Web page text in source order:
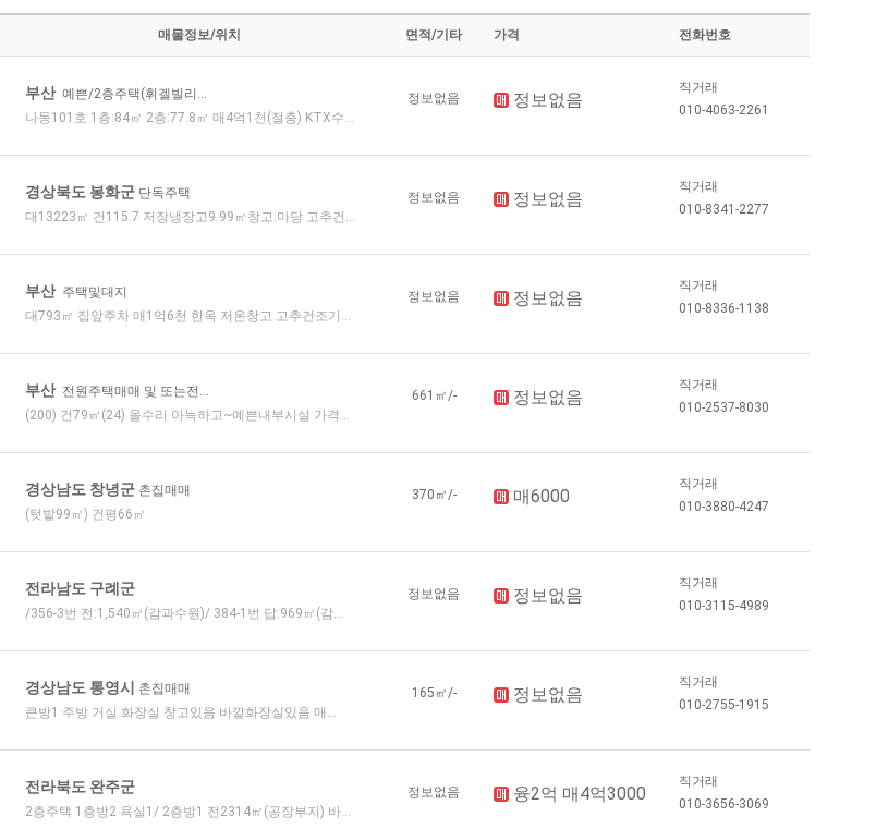
매물정보/위치 면적/기타 가격 전화번호
부산 예쁜/2층주택(휘겔빌리...
나동101호 1층:84㎡ 2층:77.8㎡ 매4억1천(절충) KTX수...
정보없음 정보없음
직거래
010-4063-2261
경상북도 봉화군 단독주택
대13223㎡ 건115.7 저장냉장고9.99㎡창고.마당 고추건...
정보없음 정보없음
직거래
010-8341-2277
부산 주택및대지
대793㎡ 집앞주차 매1억6천 한옥 저온창고 고추건조기...
정보없음 정보없음
직거래
010-8336-1138
부산 전원주택매매 및 또는전...
(200) 건79㎡(24) 올수리 아늑하고~예쁜내부시설 가격...
661㎡/- 정보없음
직거래
010-2537-8030
경상남도 창녕군 촌집매매
(텃밭99㎡) 건평66㎡
370㎡/- 매6000
직거래
010-3880-4247
전라남도 구례군
/356-3번 전:1,540㎡(감과수원)/ 384-1번 답:969㎡(감...
정보없음 정보없음
직거래
010-3115-4989
경상남도 통영시
촌집매매
큰방1 주방 거실 화장실 창고있음 바깥화장실있음 매...
165㎡/- 정보없음
직거래
010-2755-1915
전라북도 완주군
2층주택 1층방2 욕실1/ 2층방1 전2314㎡(공장부지) 바...
정보없음 융2억 매4억3000
직거래
010-3656-3069